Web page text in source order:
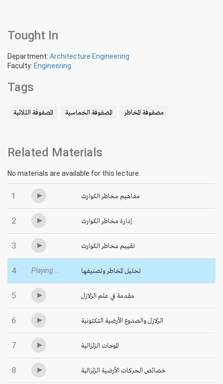
Tought In
Department: Architecture Engineering
Faculty: Engineering
Tags
المصفوفة الثلاثية المصفوفة الخماسية مصفوفة المخاطر
Related Materials
No materials are available for this lecture.
1 مفاهيم مخاطر الكوارث
2 إدارة مخاطر الكوارث
3 تقييم مخاطر الكوارث
4 Playing... تحليل المخاطر وتصنيفها
5 مقدمة في علم الزلازل
6 الزلازل والصدوع الأرضية التكتونية
7 الموجات الزلزالية
8 خصائص الحركات الأرضية الزلزالية